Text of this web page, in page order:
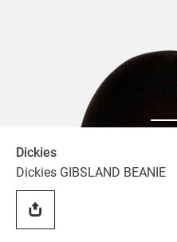
Dickies
Dickies GIBSLAND BEANIE